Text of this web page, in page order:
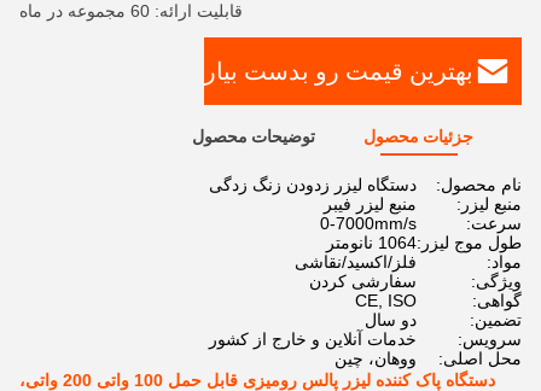
قابلیت ارائه: 60 مجموعه در ماه
بهترین قیمت رو بدست بیار
جزئیات محصول توضیحات محصول
نام محصول:
دستگاه لیزر زدودن زنگ زدگی
منبع لیزر:
منبع لیزر فیبر
سرعت:
0-7000mm/s
طول موج لیزر:1064 نانومتر
مواد:
فلز/اکسید/نقاشی
ویژگی:
سفارشی کردن
گواهی:
CE, ISO
تضمین:
دو سال
سرویس:
خدمات آنلاین و خارج از کشور
محل اصلی:
ووهان، چین
دستگاه پاک کننده لیزر پالس رومیزی قابل حمل 100 واتی 200 واتی،